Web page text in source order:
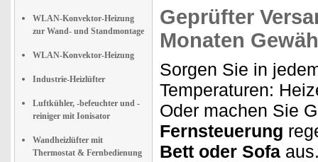
WLAN-Konvektor-Heizung
zur Wand- und Standmontage
WLAN-Konvektor-Heizung
Industrie-Heizlüfter
Luftkühler, -befeuchter und -
reiniger mit Ionisator
Wandheizlüfter mit
Thermostat & Fernbedienung
Geprüfter
Monaten
Sorgen Sie in
Temperaturen:
Oder machen Sie
Fernsteuerung
Bett oder Sofa